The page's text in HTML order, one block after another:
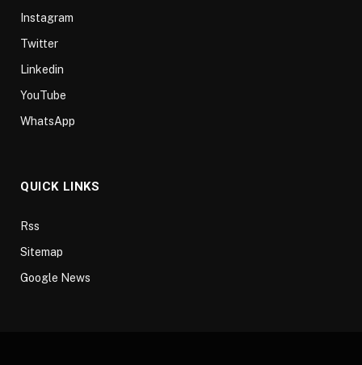
Instagram
Twitter
Linkedin
YouTube
WhatsApp
QUICK LINKS
Rss
Sitemap
Google News